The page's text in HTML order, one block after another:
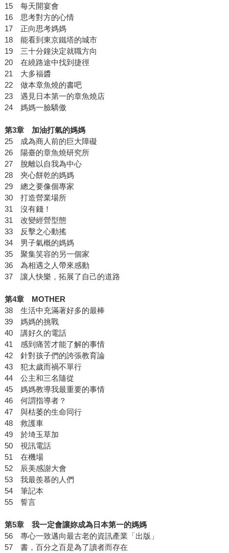
15 每天開宴會
16 思考對方的心情
17 正向思考媽媽
18 能看到東京鐵塔的城市
19 三十分鐘決定就職方向
20 在繞路途中找到捷徑
21 大多福醬
22 做本章魚燒的書吧
23 遇見日本第一的章魚燒店
24 媽媽一臉驕傲
第3章 加油打氣的媽媽
25 成為商人前的巨大障礙
26 陽臺的章魚燒研究所
27 脫離以自我為中心
28 夾心餅乾的媽媽
29 總之要像個專家
30 打造營業場所
31 沒有錢！
31 改變經營型態
33 反擊之心動搖
34 男子氣概的媽媽
35 聚集笑容的另一個家
36 為相遇之人帶來感動
37 讓人快樂，拓展了自己的道路
第4章 MOTHER
38 生活中充滿著好多的最棒
39 媽媽的挑戰
40 講好久的電話
41 感到痛苦才能了解的事情
42 針對孩子們的誇張教育論
43 犯太歲而禍不單行
44 公主和三名隨從
45 媽媽教導我最重要的事情
46 何謂指導者？
47 與枯萎的生命同行
48 救護車
49 於埼玉草加
50 視訊電話
51 在機場
52 辰美感謝大會
53 我最羨慕的人們
54 筆記本
55 誓言
第5章 我一定會讓妳成為日本第一的媽媽
56 專心一致邁向最古老的資訊產業「出版」
57 書，百分之百是為了讀者而存在